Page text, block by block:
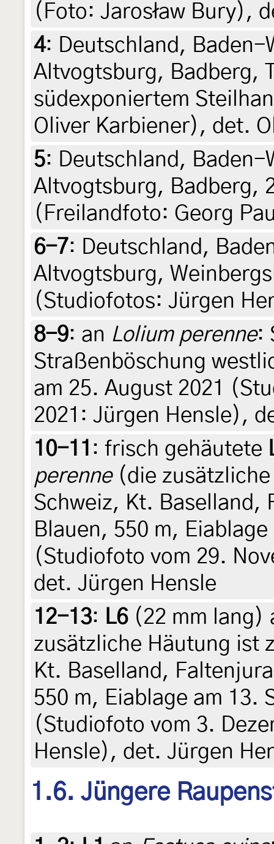
(Foto: Jarosław Bury),
4: Deutschland,
Altvogtsburg, Badberg,
südexponiertem
Oliver Karbiener), det.
5: Deutschland,
Altvogtsburg, Badberg,
(Freilandfoto: Georg
6-7: Deutschland,
Altvogtsburg,
(Studiofotos: Jürgen
8-9: an Lolium perenne:
Straßenböschung
am 25. August 2021
2021: Jürgen Hensle),
10-11 : frisch gehäutete
perenne(die
Schweiz, Kt. Baselland,
Blauen, 550 m,
(Studiofoto vom 29.
det. Jürgen Hensle
12-13: L6(22 mm lang)
zusätzliche Häutung ist
Kt. Baselland,
550 m, Eiablage am 13.
(Studiofoto vom 3.
Hensle), det. Jürgen
1.6. Jüngere